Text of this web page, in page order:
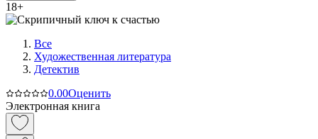
18+
Все
Художественная литература
Детектив
0.00Оценить
Электронная книга